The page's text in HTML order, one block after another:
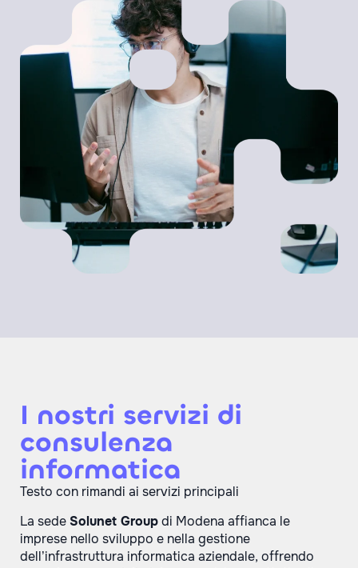
I nostri servizi di
consulenza
informatica
Testo con rimandi ai servizi principali
La sedeSolunet Groupdi Modena affianca le
imprese nello sviluppo e nella gestione
dell’infrastruttura informatica aziendale, offrendo